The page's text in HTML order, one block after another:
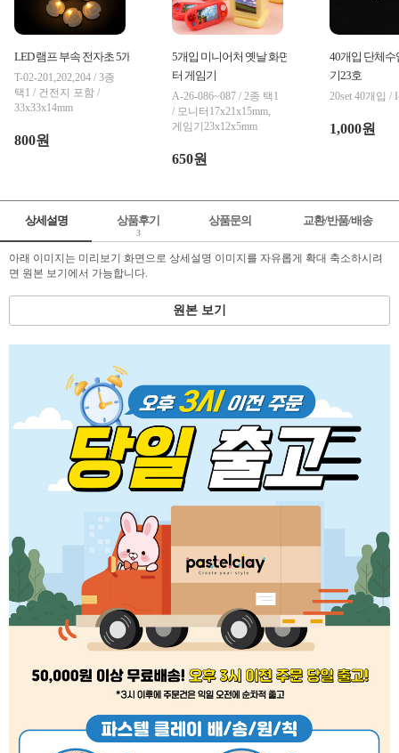
LED 램프 부속 전자초 5개입
T-02-201,202,204 / 3종
택1 / 건전지 포함 /
33x33x14mm
800원
5개입 미니어처 옛날 화면 모니
터 게임기
A-26-086~087 / 2종 택1
/ 모니터17x21x15mm,
게임기23x12x5mm
650원
40개입 단체수
기23호
20set 40개입 /
1,000원
상세설명 상품후기
3
상품문의 교환/반품/배송
아래 이미지는 미리보기 화면으로 상세설명 이미지를 자유롭게 확대 축소하시려
면 원본 보기에서 가능합니다.
원본 보기